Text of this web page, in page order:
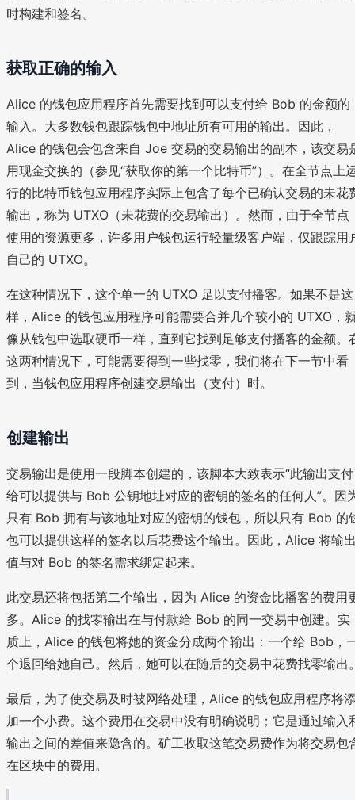
时构建和签名。
获取正确的输入
Alice 的钱包应用程序首先需要找到可以支付给 Bob 的金额的
输入。大多数钱包跟踪钱包中地址所有可用的输出。因此，
Alice 的钱包会包含来自 Joe 交易的交易输出的副本，该交易
用现金交换的（参见“获取你的第一个比特币”）。在全节点上
行的比特币钱包应用程序实际上包含了每个已确认交易的未花
输出，称为 UTXO（未花费的交易输出）。然而，由于全节点
使用的资源更多，许多用户钱包运行轻量级客户端，仅跟踪用
自己的 UTXO。
在这种情况下，这个单一的 UTXO 足以支付播客。如果不是这
样，Alice 的钱包应用程序可能需要合并几个较小的 UTXO，
像从钱包中选取硬币一样，直到它找到足够支付播客的金额。
这两种情况下，可能需要得到一些找零，我们将在下一节中看
到，当钱包应用程序创建交易输出（支付）时。
创建输出
交易输出是使用一段脚本创建的，该脚本大致表示“此输出支付
给可以提供与 Bob 公钥地址对应的密钥的签名的任何人”。因
只有 Bob 拥有与该地址对应的密钥的钱包，所以只有 Bob 的
包可以提供这样的签名以后花费这个输出。因此，Alice 将输
值与对 Bob 的签名需求绑定起来。
此交易还将包括第二个输出，因为 Alice 的资金比播客的费用
多。Alice 的找零输出在与付款给 Bob 的同一交易中创建。实
质上，Alice 的钱包将她的资金分成两个输出：一个给 Bob，
个退回给她自己。然后，她可以在随后的交易中花费找零输出
最后，为了使交易及时被网络处理，Alice 的钱包应用程序将
加一个小费。这个费用在交易中没有明确说明；它是通过输入
输出之间的差值来隐含的。矿工收取这笔交易费作为将交易包
在区块中的费用。